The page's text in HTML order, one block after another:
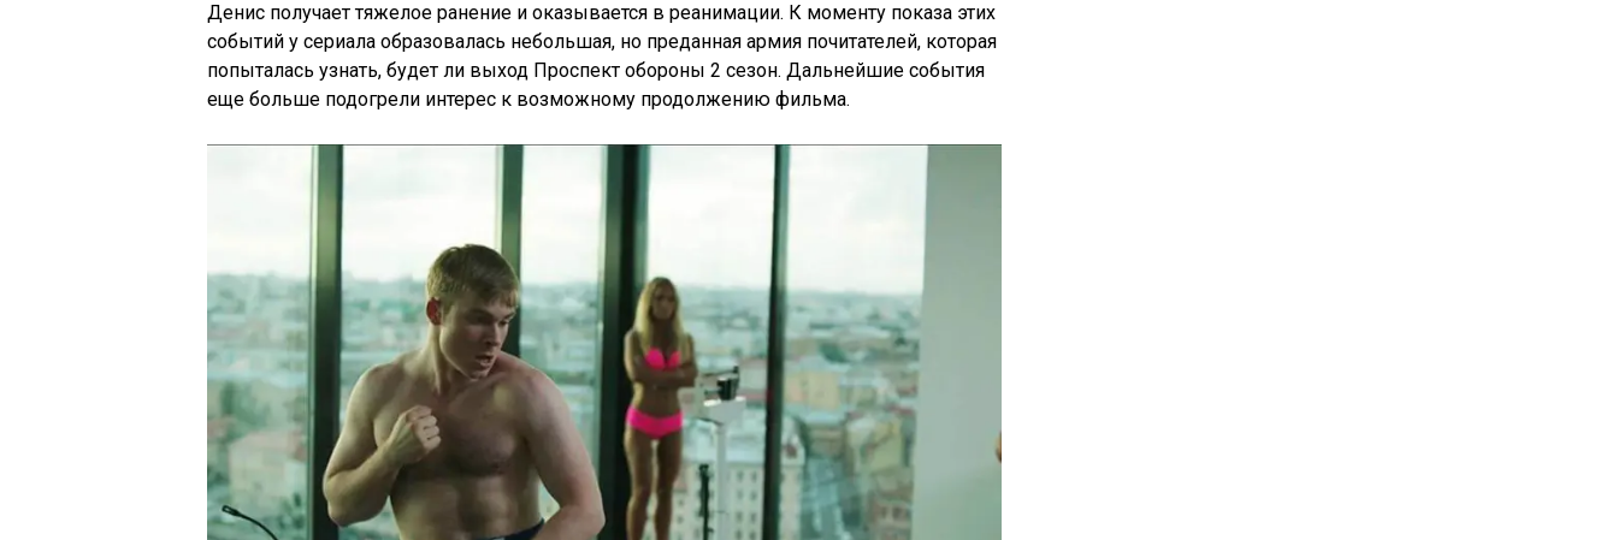
Денис получает тяжелое ранение и оказывается в реанимации. К моменту показа этих
событий у сериала образовалась небольшая, но преданная армия почитателей, которая
попыталась узнать, будет ли выход Проспект обороны 2 сезон. Дальнейшие события
еще больше подогрели интерес к возможному продолжению фильма.